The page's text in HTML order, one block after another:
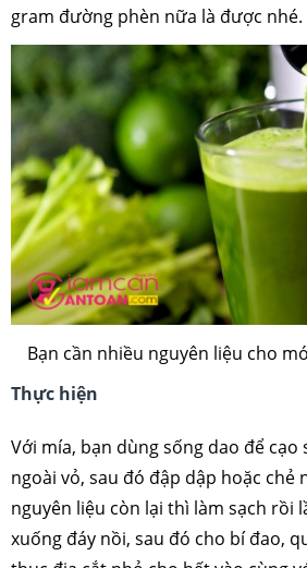
gram đường phèn nữa là được nhé.
Bạn cần nhiều nguyên liệu cho
Thực hiện
Với mía, bạn dùng sống dao để cạo
ngoài vỏ, sau đó đập dập hoặc chẻ
nguyên liệu còn lại thì làm sạch rồi
xuống đáy nồi, sau đó cho bí đao,